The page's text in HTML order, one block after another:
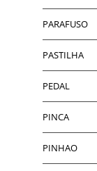
PARAFUSO
PASTILHA
PEDAL
PINCA
PINHAO